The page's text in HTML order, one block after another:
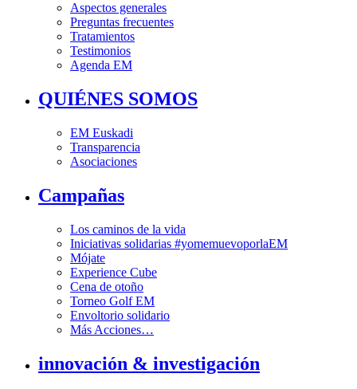
Aspectos generales
Preguntas frecuentes
Tratamientos
Testimonios
Agenda EM
QUIÉNES SOMOS
EM Euskadi
Transparencia
Asociaciones
Campañas
Los caminos de la vida
Iniciativas solidarias #yomemuevoporlaEM
Mójate
Experience Cube
Cena de otoño
Torneo Golf EM
Envoltorio solidario
Más Acciones…
innovación & investigación